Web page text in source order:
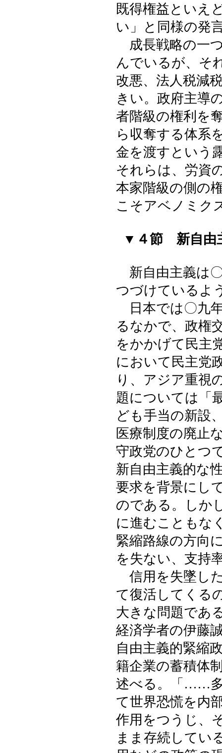
既得権益といえ
い」と同様の発
成長戦略の一
んでいるが、そ
改悪、法人税減
きい。政府主導
者階級の権利を
ら収奪する体系
金を渡すという
それらは、労資
本家階級の側の
こそアベノミク
▼４節 新自由
新自由主義は
つづけているよ
日本では〇九
るなかで、政権
をかかげて民主
において民主党
り、アジア重視
題については「
ども手当の新設
医療制度の廃止
守政党のひとつ
新自由主義的な
要求を背景にし
のである。しか
に進むこともな
緊縮路線の方向
を失ない、支持
信用を失墜し
て復活してくる
大きな問題であ
経済学者の伊藤
自由主義的緊縮
籍企業の蓄積体
述べる。「……多
て世界恐慌を内
作用をつうじ、
まま存続してい